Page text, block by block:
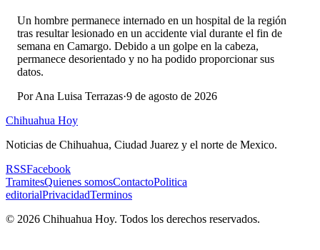
Un hombre permanece internado en un hospital de la región
tras resultar lesionado en un accidente vial durante el fin de
semana en Camargo. Debido a un golpe en la cabeza,
permanece desorientado y no ha podido proporcionar sus
datos.
PorAna Luisa Terrazas·9 de agosto de 2026
Chihuahua Hoy
Noticias de Chihuahua, Ciudad Juarez y el norte de Mexico.
RSSFacebook
TramitesQuienes somosContactoPolitica
editorialPrivacidadTerminos
© 2026 Chihuahua Hoy. Todos los derechos reservados.